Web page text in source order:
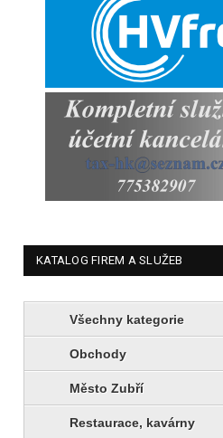
KATALOG FIREM A SLUŽEB
Všechny kategorie
Obchody
Město Zubří
Restaurace, kavárny